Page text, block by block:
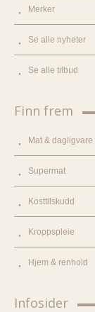
Merker
Se alle nyheter
Se alle tilbud
Finn frem
Mat & dagligvare
Supermat
Kosttilskudd
Kroppspleie
Hjem & renhold
Infosider